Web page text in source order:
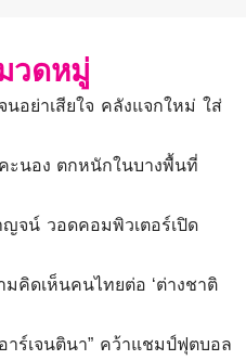
วดหมู่
อย่าเสียใจ คลังแจกใหม่ ใส่
คะนอง ตกหนักในบางพื้นที่
จน์ วอดคอมพิวเตอร์เปิด
มคิดเห็นคนไทยต่อ ‘ต่างชาติ
าร์เจนตินา” คว้าแชมป์ฟุตบอล